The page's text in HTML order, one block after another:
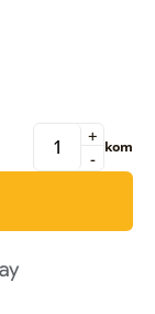
-
+ kom